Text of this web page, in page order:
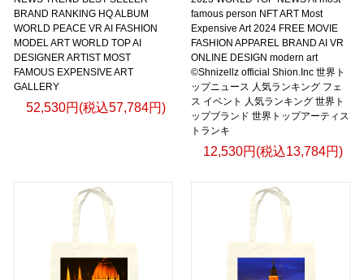
BRAND RANKING HQ ALBUM
WORLD PEACE VR AI FASHION
MODEL ART WORLD TOP AI
DESIGNER ARTIST MOST
FAMOUS EXPENSIVE ART
GALLERY
52,530円(税込57,784円)
famous person NFT ART Most
Expensive Art 2024 FREE MOVIE
FASHION APPAREL BRAND AI VR
ONLINE DESIGN modern art
©Shnizellz official Shion.Inc 世界ト
ップニュース 人気ランキング フェ
ス イベント 人気ランキング 世界ト
ップブランド 世界トップアーティス
トランキ
12,530円(税込13,784円)